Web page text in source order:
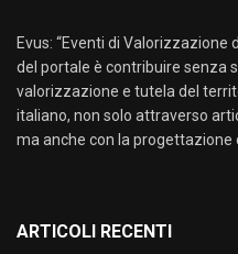
Evus: “Eventi di Valorizzazione
del portale è contribuire senza
valorizzazione e tutela del
italiano, non solo attraverso
ma anche con la progettazione
ARTICOLI RECENTI